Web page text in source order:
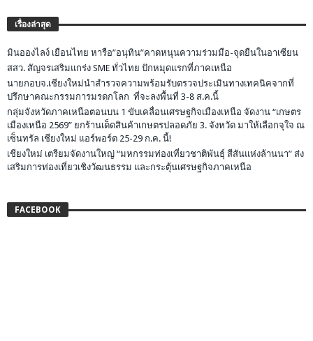
เรื่องล่าสุด
มินอองไลง์ เยือนไทย หารือ”อนุทิน”คาดหนุนความร่วมมือ-จุดยืนในอาเซียน
สสว. สัญจรเสริมแกร่ง SME ทั่วไทย ปักหมุดแรกที่ภาคเหนือ
นายกอบจ.เชียงใหม่นำสำรวจความพร้อมรับตรวจประเมินทางเทคนิคจากที่
ปรึกษาคณะกรรมการมรดกโลก ที่จะลงพื้นที่ 3-8 ส.ค.นี้
กลุ่มจังหวัดภาคเหนือตอนบน 1 ขับเคลื่อนเศรษฐกิจเมืองเหนือ จัดงาน “เกษตร
เมืองเหนือ 2569” ยกร้านเด็ดสินค้าเกษตรปลอดภัย 3. จังหวัด มาให้เลือกจุใจ ณ
เซ็นทรัล เชียงใหม่ แอร์พอร์ต 25-29 ก.ค. นี้!
เชียงใหม่ เตรียมจัดงานใหญ่ “มหกรรมท่องเที่ยวชาติพันธุ์ สีสันแห่งล้านนา” ส่ง
เสริมการท่องเที่ยวเชิงวัฒนธรรม และกระตุ้นเศรษฐกิจภาคเหนือ
FACEBOOK